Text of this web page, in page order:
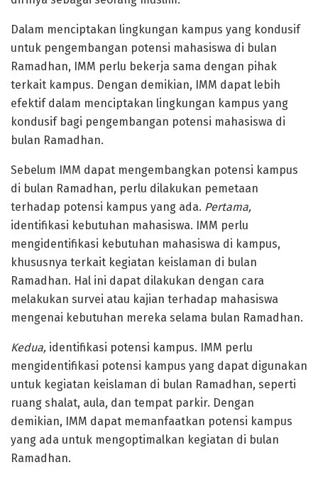
Dalam menciptakan lingkungan kampus yang kondusif
untuk pengembangan potensi mahasiswa di bulan
Ramadhan, IMM perlu bekerja sama dengan pihak
terkait kampus. Dengan demikian, IMM dapat lebih
efektif dalam menciptakan lingkungan kampus yang
kondusif bagi pengembangan potensi mahasiswa di
bulan Ramadhan.
Sebelum IMM dapat mengembangkan potensi kampus
di bulan Ramadhan, perlu dilakukan pemetaan
terhadap potensi kampus yang ada. Pertama,
identifikasi kebutuhan mahasiswa. IMM perlu
mengidentifikasi kebutuhan mahasiswa di kampus,
khususnya terkait kegiatan keislaman di bulan
Ramadhan. Hal ini dapat dilakukan dengan cara
melakukan survei atau kajian terhadap mahasiswa
mengenai kebutuhan mereka selama bulan Ramadhan.
Kedua, identifikasi potensi kampus. IMM perlu
mengidentifikasi potensi kampus yang dapat digunakan
untuk kegiatan keislaman di bulan Ramadhan, seperti
ruang shalat, aula, dan tempat parkir. Dengan
demikian, IMM dapat memanfaatkan potensi kampus
yang ada untuk mengoptimalkan kegiatan di bulan
Ramadhan.